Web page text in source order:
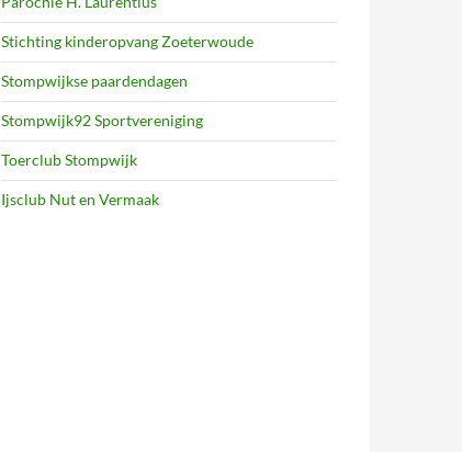
Stichting kinderopvang Zoeterwoude
Stompwijkse paardendagen
Stompwijk92 Sportvereniging
Toerclub Stompwijk
Ijsclub Nut en Vermaak